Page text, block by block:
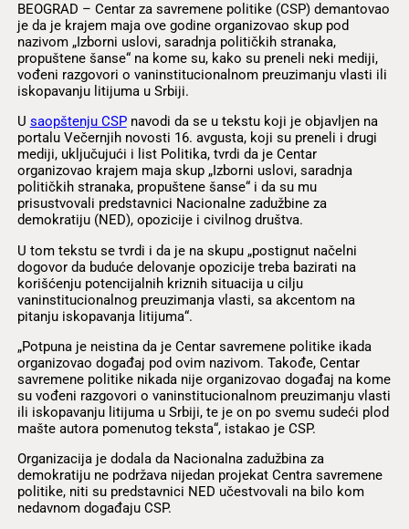
BEOGRAD – Centar za savremene politike (CSP) demantovao
je da je krajem maja ove godine organizovao skup pod
nazivom „Izborni uslovi, saradnja političkih stranaka,
propuštene šanse“ na kome su, kako su preneli neki mediji,
vođeni razgovori o vaninstitucionalnom preuzimanju vlasti ili
iskopavanju litijuma u Srbiji.
U saopštenju CSPnavodi da se u tekstu koji je objavljen na
portalu Večernjih novosti 16. avgusta, koji su preneli i drugi
mediji, uključujući i list Politika, tvrdi da je Centar
organizovao krajem maja skup „Izborni uslovi, saradnja
političkih stranaka, propuštene šanse“ i da su mu
prisustvovali predstavnici Nacionalne zadužbine za
demokratiju (NED), opozicije i civilnog društva.
U tom tekstu se tvrdi i da je na skupu „postignut načelni
dogovor da buduće delovanje opozicije treba bazirati na
korišćenju potencijalnih kriznih situacija u cilju
vaninstitucionalnog preuzimanja vlasti, sa akcentom na
pitanju iskopavanja litijuma“.
„Potpuna je neistina da je Centar savremene politike ikada
organizovao događaj pod ovim nazivom. Takođe, Centar
savremene politike nikada nije organizovao događaj na kome
su vođeni razgovori o vaninstitucionalnom preuzimanju vlasti
ili iskopavanju litijuma u Srbiji, te je on po svemu sudeći plod
mašte autora pomenutog teksta“, istakao je CSP.
Organizacija je dodala da Nacionalna zadužbina za
demokratiju ne podržava nijedan projekat Centra savremene
politike, niti su predstavnici NED učestvovali na bilo kom
nedavnom događaju CSP.